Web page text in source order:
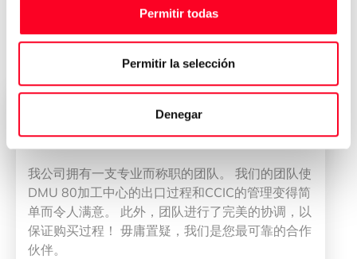
Permitir todas
Permitir la selección
Denegar
在3 Axis Group 购买了工业设备的
客户的意见
CEO
我公司拥有一支专业而称职的团队。 我们的团队使
DMU 80加工中心的出口过程和CCIC的管理变得简
单而令人满意。 此外，团队进行了完美的协调，以
保证购买过程！ 毋庸置疑，我们是您最可靠的合作
伙伴。